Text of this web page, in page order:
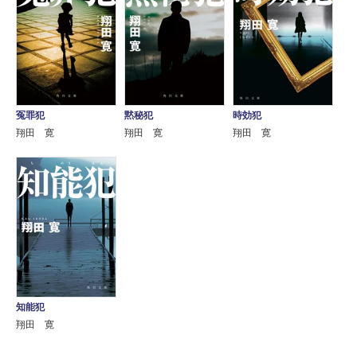
冤罪犯
翔田 寛
黙秘犯
翔田 寛
時効犯
翔田 寛
知能犯
翔田 寛